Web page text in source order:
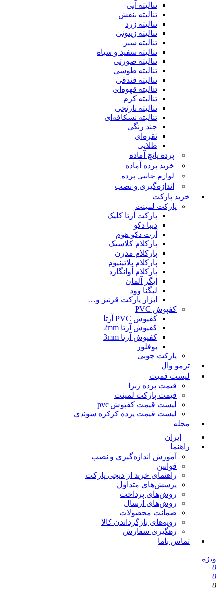
تنالیته آبی
تنالیته بنفش
تنالیته زرد
تنالیته زیتونی
تنالیته سبز
تنالیته سفید و سیاه
تنالیته صورتی
تنالیته طوسی
تنالیته فندقی
تنالیته قهوه‌ای
تنالیته کرم
تنالیته نارنجی
تنالیته نسکافه‌ای
چند رنگی
نقره‌ای
طلایی
پرده پانچ آماده
خرید پرده آماده
لوازم جانبی پرده
اندازه‌گیری و نصب
خرید پارکت
پارکت لمینت
پارکت آرتا کلیک
دیبا دکو
آرت دکو هوم
پارکلام کلاسیک
پارکلام مدرن
پارکلام پلاتینیوم
پارکلام آوانگارد
ایگر آلمان
لیگنا وود
ابزار پارکت قرنیز و…
کفپوش PVC
کفپوش PVC آرتا
کفپوش آرتا 2mm
کفپوش آرتا 3mm
بوفلور
پارکت چوبی
ترمو وال
لیست قمیت
قیمت پرده زبرا
قیمت پارکت لمینت
لیست قیمت کفپوش pvc
لیست قیمت پرده کرکره سوئدی
مجله
ایران
راهنما
آموزش اندازه‌گیری و نصب
قوانین
راهنمای خرید از دیجی پارکت
پرسش‌های متداول
روش‌های پرداخت
روش‌های ارسال
ضمانت محصولات
رویه‌های بازگرداندن کالا
رهگیری سفارش
تماس باما
ویژه
0
0
0